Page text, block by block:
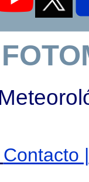
Contacto |